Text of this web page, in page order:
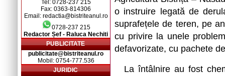
Tel: 0728-237 215
Fax: 0363-814306
Email: redactia@bistriteanul.ro
0728-237 215
Redactor Șef - Raluca Nechiti
PUBLICITATE
publicitate@bistriteanul.ro
Mobil: 0754-777.536
JURIDIC
o instruire legată de
suprafețele de teren, pe
cu privire la unele
defavorizate, cu pachete
La întâlnire au fost